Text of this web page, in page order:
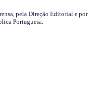
pela Direção Editorial e
Portuguesa.